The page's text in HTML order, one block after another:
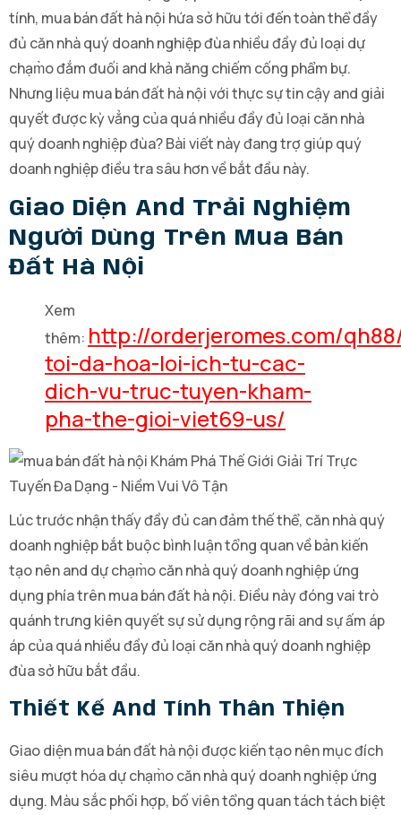
tính, mua bán đất hà nội hứa sở hữu tới đến toàn thể đầy
đủ căn nhà quý doanh nghiệp đùa nhiều đầy đủ loại dự
chạm̀o đắm đuối and khả năng chiếm cống phẩm bự.
Nhưng liệu mua bán đất hà nội với thực sự tin cậy and giải
quyết được kỳ vẳng của quá nhiều đầy đủ loại căn nhà
quý doanh nghiệp đùa? Bài viết này đang trợ giúp quý
doanh nghiệp điều tra sâu hơn về bắt đầu này.
Giao Diện And Trải Nghiệm
Người Dùng Trên Mua Bán
Đất Hà Nội
Xem
thêm: http://orderjeromes.com/
toi-da-hoa-loi-ich-tu-cac-
dich-vu-truc-tuyen-kham-
pha-the-gioi-viet69-us/
Lúc trước nhận thấy đầy đủ can đảm thế thể, căn nhà quý
doanh nghiệp bắt buộc bình luận tổng quan về bản kiến
tạo nên and dự chạm̀o căn nhà quý doanh nghiệp ứng
dụng phía trên mua bán đất hà nội. Điều này đóng vai trò
quánh trưng kiên quyết sự sử dụng rộng rãi and sự ấm áp
áp của quá nhiều đầy đủ loại căn nhà quý doanh nghiệp
đùa sở hữu bắt đầu.
Thiết Kế And Tính Thân Thiện
Giao diện mua bán đất hà nội được kiến tạo nên mục đích
siêu mượt hóa dự chạm̀o căn nhà quý doanh nghiệp ứng
dụng. Màu sắc phối hợp, bố viên tổng quan tách tách biệt